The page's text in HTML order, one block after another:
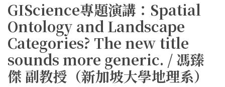
GIScience專題演講：Spatial
Ontology and Landscape
Categories? The new title
sounds more generic. / 馮臻
傑 副教授（新加坡大學地理系）